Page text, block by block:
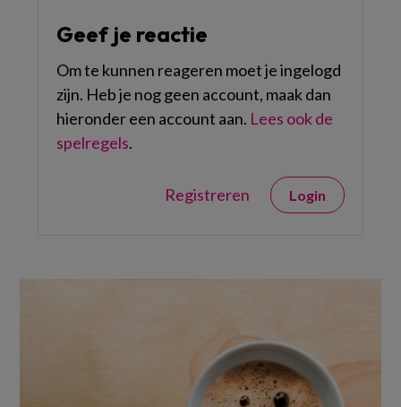
Geef je reactie
Om te kunnen reageren moet je ingelogd
zijn. Heb je nog geen account, maak dan
hieronder een account aan. Lees ook de
spelregels.
Registreren Login